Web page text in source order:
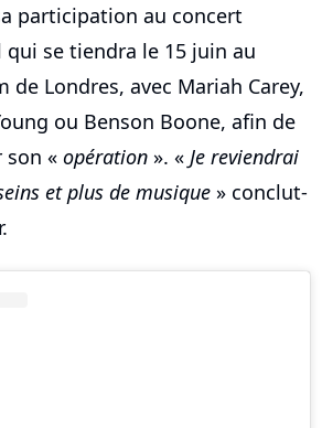
participation au concert
se tiendra le 15 juin au
de Londres, avec Mariah Carey,
ou Benson Boone, afin de
son « opération ». « Je reviendrai
et plus de musique » conclut-